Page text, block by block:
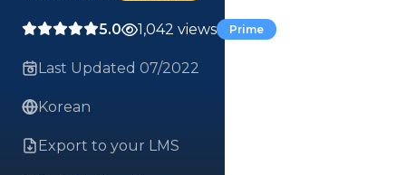
5.0 1,042 views Prime
Last Updated 07/2022
Korean
Export to your LMS